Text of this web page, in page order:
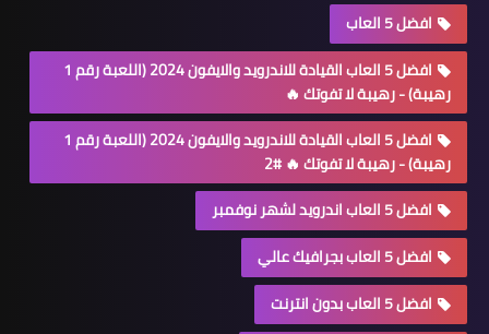
افضل 5 العاب
افضل 5 العاب القيادة للاندرويد والايفون 2024 (اللعبة رقم 1
رهيبة) - رهيبة لا تفوتك 🔥
افضل 5 العاب القيادة للاندرويد والايفون 2024 (اللعبة رقم 1
رهيبة) - رهيبة لا تفوتك 🔥 #2
افضل 5 العاب اندرويد لشهر نوفمبر
افضل 5 العاب بجرافيك عالي
افضل 5 العاب بدون انترنت